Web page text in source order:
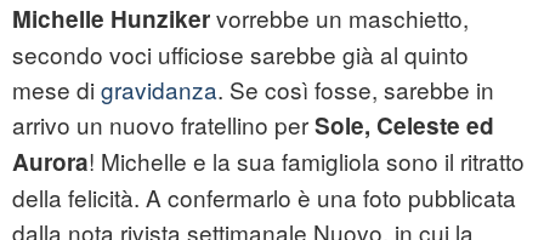
Michelle Hunzikervorrebbe un maschietto,
secondo voci ufficiose sarebbe già al quinto
mese di gravidanza. Se così fosse, sarebbe in
arrivo un nuovo fratellino perSole, Celeste ed
Aurora! Michelle e la sua famigliola sono il ritratto
della felicità. A confermarlo è una foto pubblicata
dalla nota rivista settimanale Nuovo, in cui la